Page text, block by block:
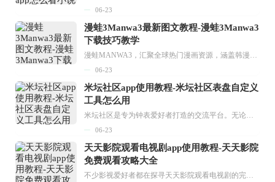
06-23
漫蛙3Manwa3最新图文教程-漫蛙3Manwa3
下载技巧教学
漫蛙MANWA3，汇聚全球热门漫画资源，涵盖韩漫、欧美漫画、国漫等多种类型，题材丰富多样，全方位满足用户阅读喜好。它不仅是阅读平台，更是创作平台，为广大用户打造零门槛创作环境。...
06-23
米坛社区app使用教程-米坛社区表盘自定义
工具怎么用
米坛社区是专为钟表爱好者打造的交流平台。无论你是初涉钟表领域的普通爱好者，还是拥有多年收藏经验的资深玩家，都能在此找到属于自己的天地。 无需注册，就能轻松参与其中。通过专业的讨论论坛与丰富的交互功能，你可与世界各地的钟表爱好者畅快交流。若你钟情于钟表，米坛社区无疑是值得一试的理想之选。在这里，你能获取最新的手表资讯，交流见解，提升鉴赏品味，让每一块手表都成为收藏故事中重要的一部分。感兴趣的朋友，不要错过下载机会。...
06-23
天天影院观看电视剧app使用教程-天天影院
免费观看攻略大全
不少影视爱好者都在探寻天天影院观看电视剧的完整方法，结合最新平台使用规则，本篇新手入门攻略全面讲解观看渠道、检索流程、播放设置以及画面模式调整等实用内容。全文适配手机、电脑等主流设备，步骤简洁易懂，无论是初次使用的新手，还是想要优化观影体验的用户，都能参照内容快速上手，熟练掌握平台各项操作技巧，轻松畅享影视内容。...